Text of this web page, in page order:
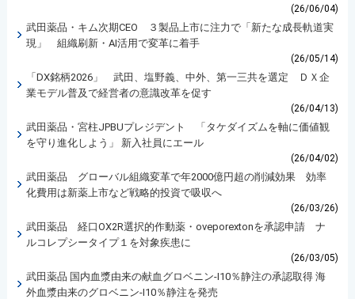
(26/06/04)
武田薬品・キム次期CEO ３製品上市に注力で「新たな成長軌道実
現」 組織刷新・AI活用で変革に着手
(26/05/14)
「DX銘柄2026」 武田、塩野義、中外、第一三共を選定 ＤＸ企
業モデル普及で経営者の意識改革を促す
(26/04/13)
武田薬品・宮柱JPBUプレジデント 「タケダイズムを軸に価値観
を守り進化しよう」 新入社員にエール
(26/04/02)
武田薬品 グローバル組織変革で年2000億円超の削減効果 効率
化費用は新薬上市など戦略的投資で吸収へ
(26/03/26)
武田薬品 経口OX2R選択的作動薬・oveporextonを承認申請 ナ
ルコレプシータイプ１を対象疾患に
(26/03/05)
武田薬品 国内血漿由来の献血グロベニン-I10％静注の承認取得 海
外血漿由来のグロベニン-I10％静注を発売